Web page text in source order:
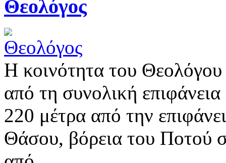
Θεολόγος
Η κοινότητα του
από τη συνολική
220 μέτρα από την
Θάσου, βόρεια του Ποτού